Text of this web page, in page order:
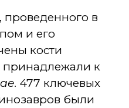
проведенного в
и его
кости
принадлежали к
. 477 ключевых
были